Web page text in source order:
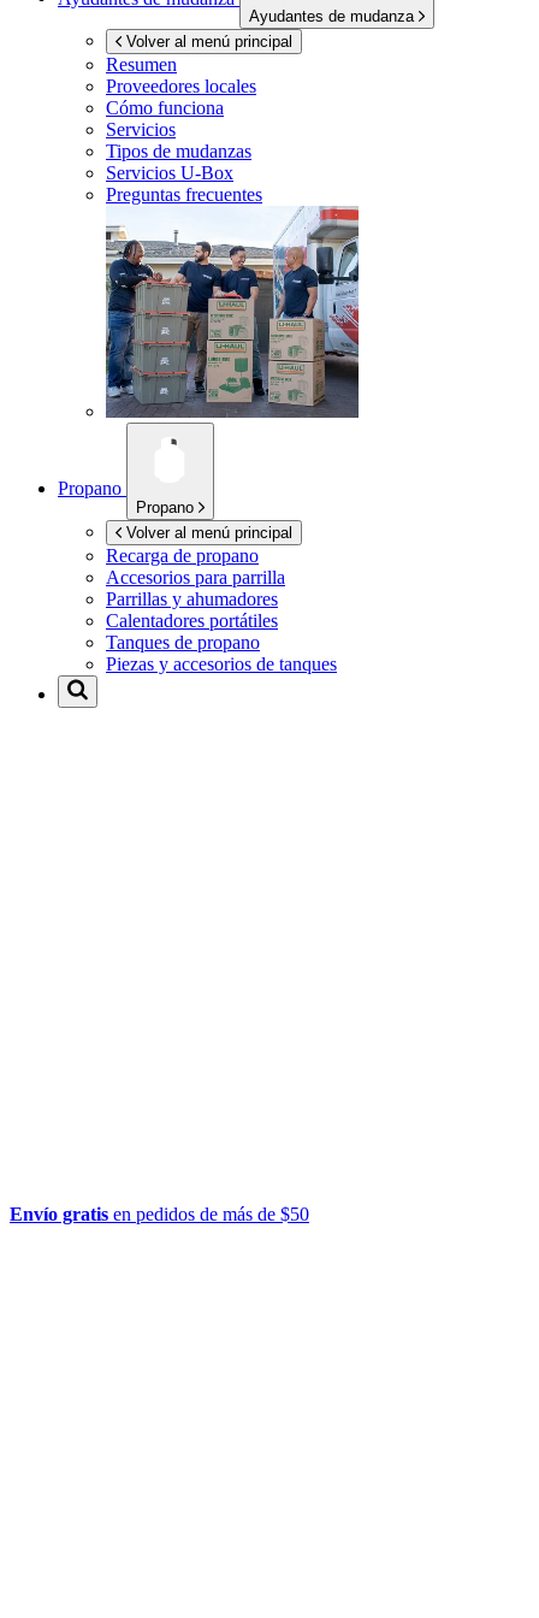
Ayudantes de mudanza
Volver al menú principal
Resumen
Proveedores locales
Cómo funciona
Servicios
Tipos de mudanzas
Servicios U-Box
Preguntas frecuentes
Propano
Propano
Volver al menú principal
Recarga de propano
Accesorios para parrilla
Parrillas y ahumadores
Calentadores portátiles
Tanques de propano
Piezas y accesorios de tanques
Envío gratis en pedidos de más de $50